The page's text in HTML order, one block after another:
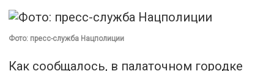
Фото: пресс-служба Нацполиции
Как сообщалось, в палаточном городке